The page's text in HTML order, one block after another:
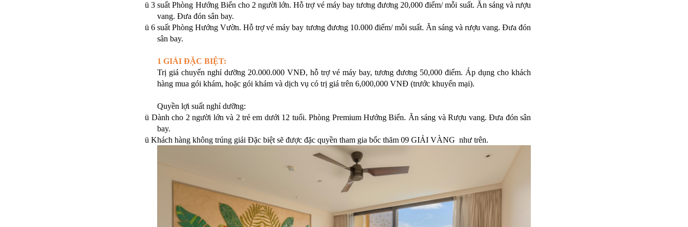
ü 3 suất Phòng Hướng Biển cho 2 người lớn. Hỗ trợ vé máy bay tương đương 20,000 điểm/ mỗi suất. Ăn sáng và rượu
vang. Đưa đón sân bay.
ü 6 suất Phòng Hướng Vườn. Hỗ trợ vé máy bay tương đương 10.000 điểm/ mỗi suất. Ăn sáng và rượu vang. Đưa đón
sân bay.
1 GIẢI ĐẶC BIỆT:
Trị giá chuyến nghỉ dưỡng 20.000.000 VNĐ, hỗ trợ vé máy bay, tương đương 50,000 điểm. Áp dụng cho khách
hàng mua gói khám, hoặc gói khám và dịch vụ có trị giá trên 6,000,000 VNĐ (trước khuyến mại).
Quyền lợi suất nghỉ dưỡng:
ü Dành cho 2 người lớn và 2 trẻ em dưới 12 tuổi. Phòng Premium Hướng Biển. Ăn sáng và Rượu vang. Đưa đón sân
bay.
ü Khách hàng không trúng giải Đặc biệt sẽ được đặc quyền tham gia bốc thăm 09 GIẢI VÀNG như trên.